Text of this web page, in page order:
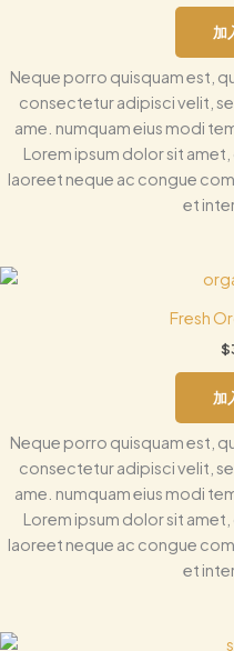
加
Neque porro quisquam est,
consectetur adipisci velit,
ame. numquam eius modi
Lorem ipsum dolor sit
laoreet neque ac congue
et
Fresh
$
加
Neque porro quisquam est,
consectetur adipisci velit,
ame. numquam eius modi
Lorem ipsum dolor sit
laoreet neque ac congue
et